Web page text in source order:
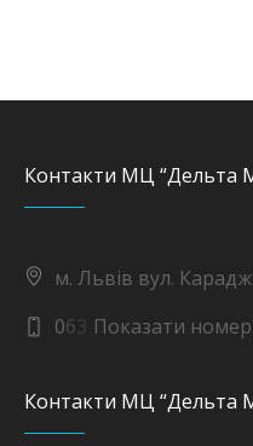
Контакти МЦ “Дельта
м. Львів вул.
063 Показати номер
Контакти МЦ “Дельта